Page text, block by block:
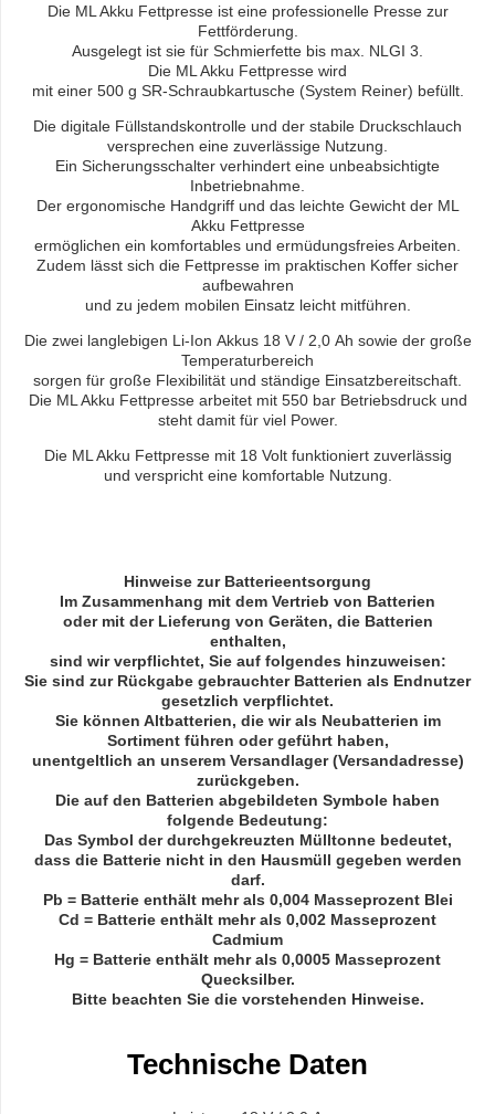
Die ML Akku Fettpresse ist eine professionelle Presse zur
Fettförderung.
Ausgelegt ist sie für Schmierfette bis max. NLGI 3.
Die ML Akku Fettpresse wird
mit einer 500 g SR-Schraubkartusche (System Reiner) befüllt.
Die digitale Füllstandskontrolle und der stabile Druckschlauch
versprechen eine zuverlässige Nutzung.
Ein Sicherungsschalter verhindert eine unbeabsichtigte
Inbetriebnahme.
Der ergonomische Handgriff und das leichte Gewicht der ML
Akku Fettpresse
ermöglichen ein komfortables und ermüdungsfreies Arbeiten.
Zudem lässt sich die Fettpresse im praktischen Koffer sicher
aufbewahren
und zu jedem mobilen Einsatz leicht mitführen.
Die zwei langlebigen Li-Ion Akkus 18 V / 2,0 Ah sowie der große
Temperaturbereich
sorgen für große Flexibilität und ständige Einsatzbereitschaft.
Die ML Akku Fettpresse arbeitet mit 550 bar Betriebsdruck und
steht damit für viel Power.
Die ML Akku Fettpresse mit 18 Volt funktioniert zuverlässig
und verspricht eine komfortable Nutzung.
Hinweise zur Batterieentsorgung
Im Zusammenhang mit dem Vertrieb von Batterien
oder mit der Lieferung von Geräten, die Batterien
enthalten,
sind wir verpflichtet, Sie auf folgendes hinzuweisen:
Sie sind zur Rückgabe gebrauchter Batterien als Endnutzer
gesetzlich verpflichtet.
Sie können Altbatterien, die wir als Neubatterien im
Sortiment führen oder geführt haben,
unentgeltlich an unserem Versandlager (Versandadresse)
zurückgeben.
Die auf den Batterien abgebildeten Symbole haben
folgende Bedeutung:
Das Symbol der durchgekreuzten Mülltonne bedeutet,
dass die Batterie nicht in den Hausmüll gegeben werden
darf.
Pb = Batterie enthält mehr als 0,004 Masseprozent Blei
Cd = Batterie enthält mehr als 0,002 Masseprozent
Cadmium
Hg = Batterie enthält mehr als 0,0005 Masseprozent
Quecksilber.
Bitte beachten Sie die vorstehenden Hinweise.
Technische Daten